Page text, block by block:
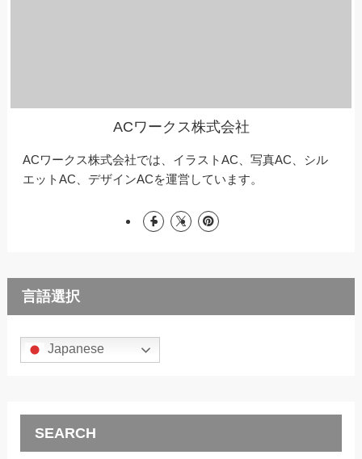
ACワークス株式会社
ACワークス株式会社では、イラストAC、写真AC、シル
エットAC、デザインACを運営しています。
言語選択
Japanese
SEARCH